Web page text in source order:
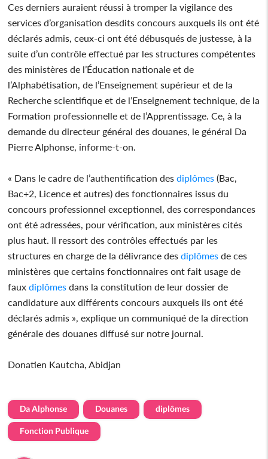
Ces derniers auraient réussi à tromper la vigilance des
services d’organisation desdits concours auxquels ils ont été
déclarés admis, ceux-ci ont été débusqués de justesse, à la
suite d’un contrôle effectué par les structures compétentes
des ministères de l’Éducation nationale et de
l’Alphabétisation, de l’Enseignement supérieur et de la
Recherche scientifique et de l’Enseignement technique, de la
Formation professionnelle et de l’Apprentissage. Ce, à la
demande du directeur général des douanes, le général Da
Pierre Alphonse, informe-t-on.
« Dans le cadre de l’authentification desdiplômes (Bac,
Bac+2, Licence et autres) des fonctionnaires issus du
concours professionnel exceptionnel, des correspondances
ont été adressées, pour vérification, aux ministères cités
plus haut. Il ressort des contrôles effectués par les
structures en charge de la délivrance desdiplômes de ces
ministères que certains fonctionnaires ont fait usage de
fauxdiplômes dans la constitution de leur dossier de
candidature aux différents concours auxquels ils ont été
déclarés admis », explique un communiqué de la direction
générale des douanes diffusé sur notre journal.
Donatien Kautcha, Abidjan
Da Alphonse Douanes diplômes
Fonction Publique